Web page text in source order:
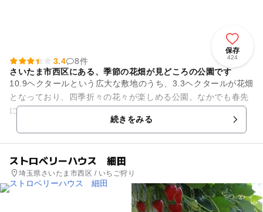
保存
424
3.4
8件
さいたま市西区にある、季節の花畑が見どころの公園です
10.9ヘクタールという広大な敷地のうち、3.3ヘクタールが花畑
となっており、四季折々の花々が楽しめる公園。なかでも春先
に見頃を迎えるチューリップ畑は、赤や白、黄色、ピンクの鮮
続きをみる
ストロベリーハウス 細田
埼玉県さいたま市西区 / いちご狩り